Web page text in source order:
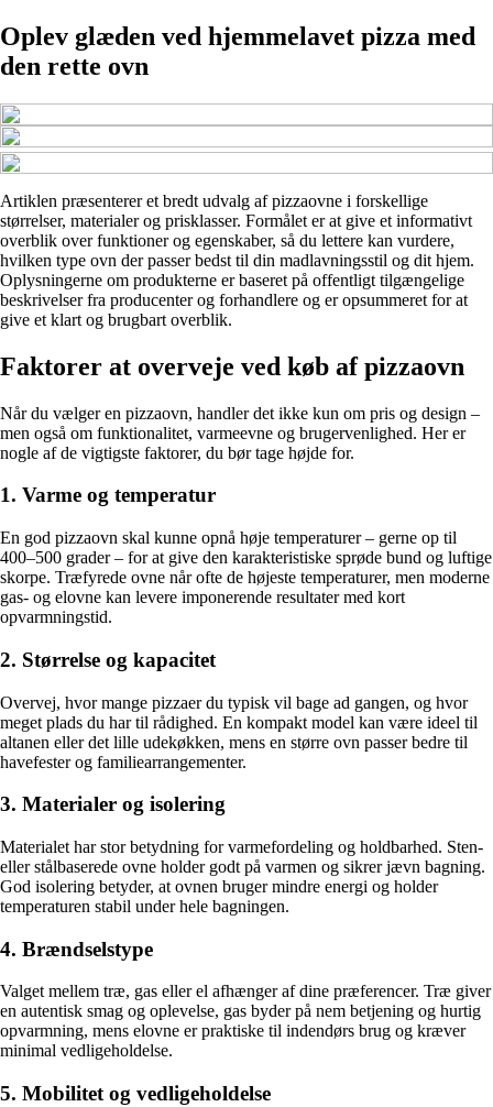
Oplev glæden ved hjemmelavet pizza med
den rette ovn
Artiklen præsenterer et bredt udvalg af pizzaovne i forskellige
størrelser, materialer og prisklasser. Formålet er at give et informativt
overblik over funktioner og egenskaber, så du lettere kan vurdere,
hvilken type ovn der passer bedst til din madlavningsstil og dit hjem.
Oplysningerne om produkterne er baseret på offentligt tilgængelige
beskrivelser fra producenter og forhandlere og er opsummeret for at
give et klart og brugbart overblik.
Faktorer at overveje ved køb af pizzaovn
Når du vælger en pizzaovn, handler det ikke kun om pris og design –
men også om funktionalitet, varmeevne og brugervenlighed. Her er
nogle af de vigtigste faktorer, du bør tage højde for.
1. Varme og temperatur
En god pizzaovn skal kunne opnå høje temperaturer – gerne op til
400–500 grader – for at give den karakteristiske sprøde bund og luftige
skorpe. Træfyrede ovne når ofte de højeste temperaturer, men moderne
gas- og elovne kan levere imponerende resultater med kort
opvarmningstid.
2. Størrelse og kapacitet
Overvej, hvor mange pizzaer du typisk vil bage ad gangen, og hvor
meget plads du har til rådighed. En kompakt model kan være ideel til
altanen eller det lille udekøkken, mens en større ovn passer bedre til
havefester og familiearrangementer.
3. Materialer og isolering
Materialet har stor betydning for varmefordeling og holdbarhed. Sten-
eller stålbaserede ovne holder godt på varmen og sikrer jævn bagning.
God isolering betyder, at ovnen bruger mindre energi og holder
temperaturen stabil under hele bagningen.
4. Brændselstype
Valget mellem træ, gas eller el afhænger af dine præferencer. Træ giver
en autentisk smag og oplevelse, gas byder på nem betjening og hurtig
opvarmning, mens elovne er praktiske til indendørs brug og kræver
minimal vedligeholdelse.
5. Mobilitet og vedligeholdelse